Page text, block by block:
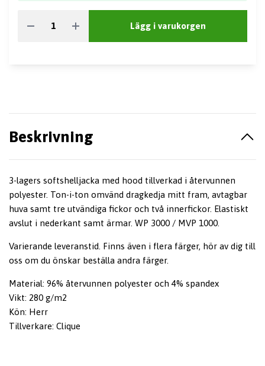
Lägg i varukorgen
Beskrivning
3-lagers softshelljacka med hood tillverkad i återvunnen
polyester. Ton-i-ton omvänd dragkedja mitt fram, avtagbar
huva samt tre utvändiga fickor och två innerfickor. Elastiskt
avslut i nederkant samt ärmar. WP 3000 / MVP 1000.
Varierande leveranstid. Finns även i flera färger, hör av dig till
oss om du önskar beställa andra färger.
Material: 96% återvunnen polyester och 4% spandex
Vikt: 280 g/m2
Kön: Herr
Tillverkare: Clique